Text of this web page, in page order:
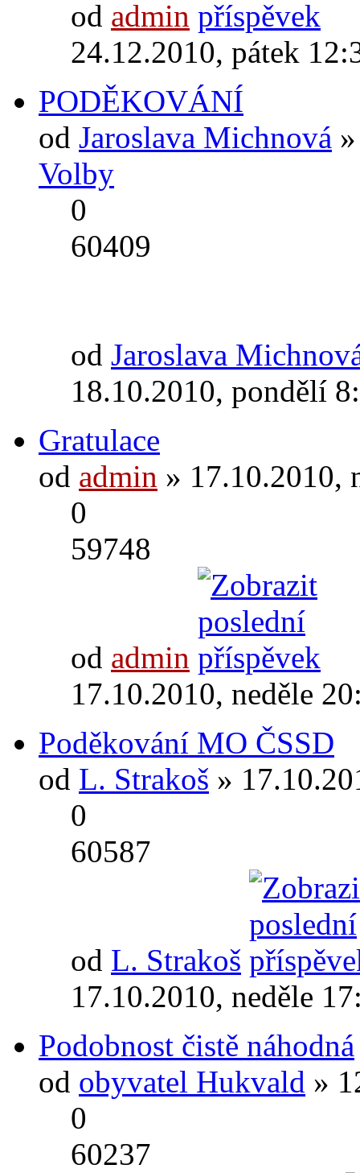
od admin
24.12.2010, pátek
PODĚKOVÁNÍ
od Jaroslava Michnová
Volby
0
60409
od Jaroslava
18.10.2010, pondělí
Gratulace
od admin » 17.10.2010,
0
59748
od admin
17.10.2010, neděle
Poděkování MO ČSSD
od L. Strakoš »
0
60587
od L. Strakoš
17.10.2010, neděle
Podobnost čistě náhodná
od obyvatel Hukvald »
0
60237